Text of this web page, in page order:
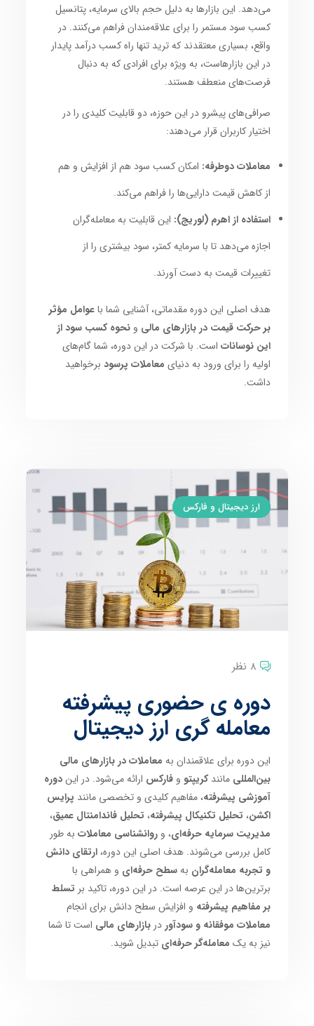
می‌دهد. این بازارها به دلیل حجم بالای سرمایه، پتانسیل
کسب سود مستمر را برای علاقه‌مندان فراهم می‌کنند. در
واقع، بسیاری معتقدند که ترید تنها راه کسب درآمد پایدار
در این بازارهاست، به ویژه برای افرادی که به دنبال
فرصت‌های منعطف هستند.
صرافی‌های پیشرو در این حوزه، دو قابلیت کلیدی را در
اختیار کاربران قرار می‌دهند:
معاملات دوطرفه: امکان کسب سود هم از افزایش و هم
از کاهش قیمت دارایی‌ها را فراهم می‌کند.
استفاده از اهرم (لوریج): این قابلیت به معامله‌گران
اجازه می‌دهد تا با سرمایه کمتر، سود بیشتری را از
تغییرات قیمت به دست آورند.
هدف اصلی این دوره مقدماتی، آشنایی شما باعوامل مؤثر
بر حرکت قیمت در بازارهای مالی ونحوه کسب سود از
این نوسانات است. با شرکت در این دوره، شما گام‌های
اولیه را برای ورود به دنیای معاملات پرسود برخواهید
داشت.
ارز دیجیتال و فارکس
8 نظر
دوره ی حضوری پیشرفته
معامله گری ارز دیجیتال
این دوره برای علاقمندان به معاملات در بازارهای مالی
بین‌المللی مانندکریپتو وفارکس ارائه می‌شود. در ایندوره
آموزشی پیشرفته، مفاهیم کلیدی و تخصصی مانند پرایس
اکشن، تحلیل تکنیکال پیشرفته، تحلیل فاندامنتال عمیق،
مدیریت سرمایه حرفه‌ای، وروانشناسی معاملات به طور
کامل بررسی می‌شوند. هدف اصلی این دوره،ارتقای دانش
و تجربه معامله‌گران بهسطح حرفه‌ای و همراهی با
برترین‌ها در این عرصه است. در این دوره، تاکید بر تسلط
بر مفاهیم پیشرفته و افزایش سطح دانش برای انجام
معاملات موفقانه و سودآور دربازارهای مالی است تا شما
نیز به یک معامله‌گر حرفه‌ای تبدیل شوید.